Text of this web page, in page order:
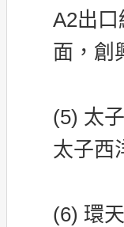
A2出
面，創
(5) 太
太子西
(6) 環